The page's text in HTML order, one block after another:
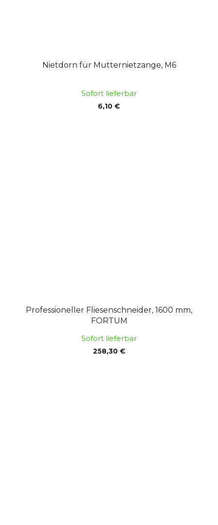
Nietdorn für Mutternietzange, M6
Sofort lieferbar
6,10 €
Professioneller Fliesenschneider, 1600 mm,
FORTUM
Sofort lieferbar
258,30 €